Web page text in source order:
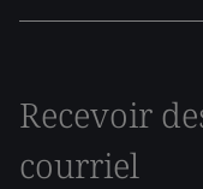
Recevoir
courriel